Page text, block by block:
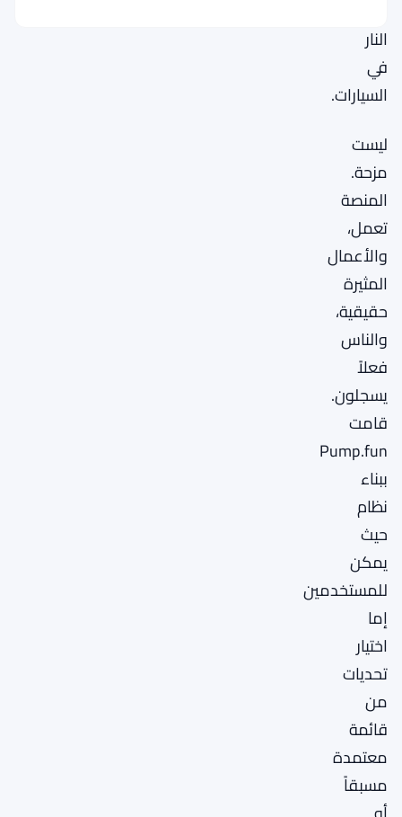
النار
في
السيارات.
ليست
مزحة.
المنصة
تعمل،
والأعمال
المثيرة
حقيقية،
والناس
فعلاً
يسجلون.
قامت
Pump.fun
ببناء
نظام
حيث
يمكن
للمستخدمين
إما
اختيار
تحديات
من
قائمة
معتمدة
مسبقاً